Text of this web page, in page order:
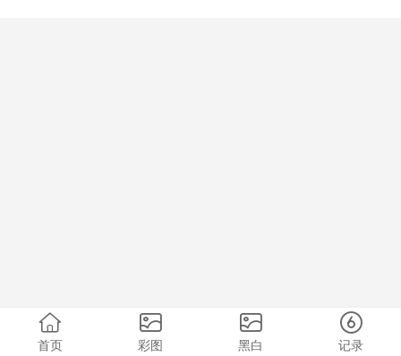
首页 彩图 黑白 记录